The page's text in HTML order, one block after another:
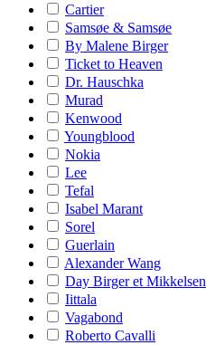
Cartier
Samsøe & Samsøe
By Malene Birger
Ticket to Heaven
Dr. Hauschka
Murad
Kenwood
Youngblood
Nokia
Lee
Tefal
Isabel Marant
Sorel
Guerlain
Alexander Wang
Day Birger et Mikkelsen
Iittala
Vagabond
Roberto Cavalli